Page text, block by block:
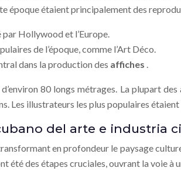
époque étaient principalement des
Hollywood et l’Europe.
de l’époque, comme l’Art Déco.
dans la production des affiches .
80 longs métrages. La plupart
Les illustrateurs les plus populaires
del arte e industria
en profondeur le paysage
des étapes cruciales, ouvrant la voie à